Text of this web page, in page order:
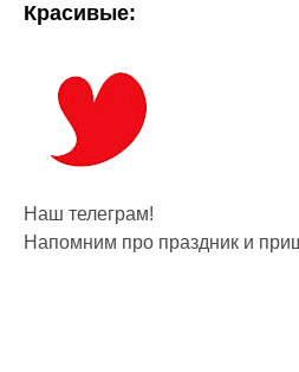
Красивые:
Наш телеграм!
Напомним про праздник и